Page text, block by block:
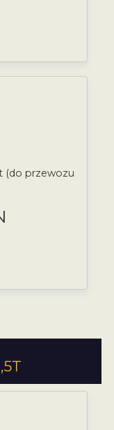
(do przewozu